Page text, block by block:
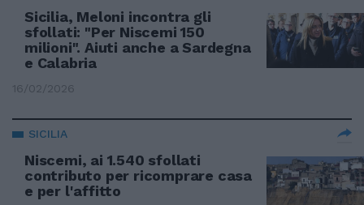
Sicilia, Meloni incontra gli
sfollati: "Per Niscemi 150
milioni". Aiuti anche a Sardegna
e Calabria
16/02/2026
SICILIA
Niscemi, ai 1.540 sfollati
contributo per ricomprare casa
e per l'affitto